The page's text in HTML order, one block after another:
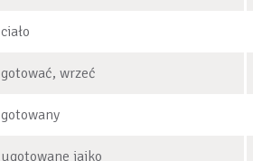
ciało
gotować, wrzeć
gotowany
ugotowane jajko